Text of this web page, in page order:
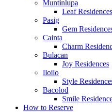
Muntinlupa
Leaf Residences
Pasig
Gem
Cainta
Charm
Bulacan
Joy Residences
Iloilo
Style
Bacolod
Smile
How to Reserve